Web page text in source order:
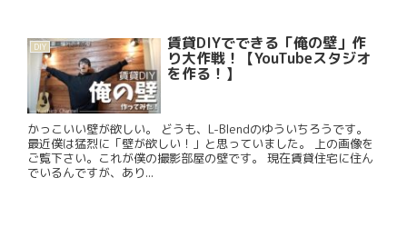
DIY 賃貸DIYでできる「俺の壁」作
り大作戦！【YouTubeスタジオ
を作る！】
かっこいい壁が欲しい。 どうも、L-Blendのゆういちろうです。
最近僕は猛烈に「壁が欲しい！」と思っていました。 上の画像を
ご覧下さい。これが僕の撮影部屋の壁です。 現在賃貸住宅に住ん
でいるんですが、あり...